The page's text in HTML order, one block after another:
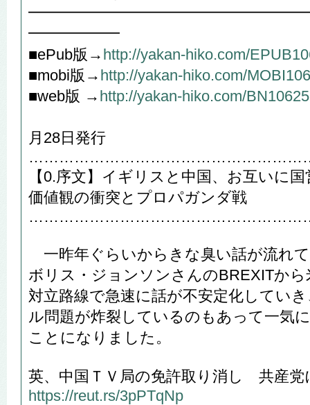
━━━━━━
■ePub版→ http://yakan-hiko.com/
■mobi版→ http://yakan-hiko.com/
■web版 → http://yakan-hiko.com/BN10625
月28日発行
【0.序文】イギリスと中国、お互いに
価値観の衝突とプロパガンダ戦
一昨年ぐらいからきな臭い話が流れ
ボリス・ジョンソンさんのBREXITか
対立路線で急速に話が不安定化してい
ル問題が炸裂しているのもあって一気
ことになりました。
英、中国ＴＶ局の免許取り消し 共産党
https://reut.rs/3pPTqNp